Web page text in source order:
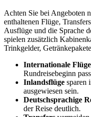
Achten Sie bei Angeboten
enthaltenen Flüge,
Ausflüge und die Sprache
spielen zusätzlich
Trinkgelder,
Internationale Flüge
Rundreisebeginn
Inlandsflüge sparen
ausgewiesen sein.
Deutschsprachige
der Reise deutlich.